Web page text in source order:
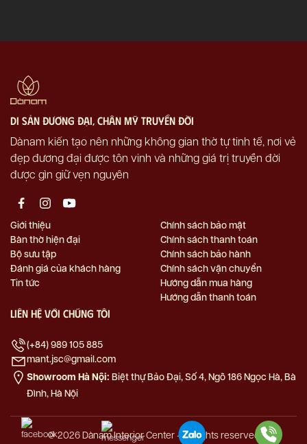
di sản đương đại, chân mỹ truyền đời
Dànam kiến tạo nên những không gian thờ tự tinh tế, nơi vẻ
đẹp đương đại được tôn vinh và những giá trị truyền đời
được gìn giữ vẹn nguyên
Giới thiệu
Bàn thờ hiện đại
Bộ sưu tập
Đánh giá của khách hàng
Tin tức
Chính sách bảo mật
Chính sách thanh toán
Chính sách bảo hành
Chính sách vận chuyển
Hướng dẫn mua hàng
Hướng dẫn thanh toán
Liên hệ với chúng tôi
(+84) 989 105 885
mant.jsc@gmail.com
Showroom Hà Nội: Biệt thự Bảo Đại, Số 4, Ngõ 186 Ngọc Hà, Bà
Đình, Hà Nội
@ 2026 Dànam Interior Center - All rights reserved